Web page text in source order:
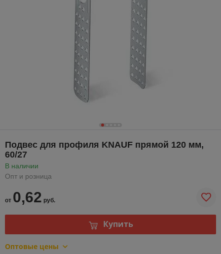
Подвес для профиля KNAUF прямой 120 мм,
60/27
В наличии
Опт и розница
от 0,62 руб.
Купить
Оптовые цены